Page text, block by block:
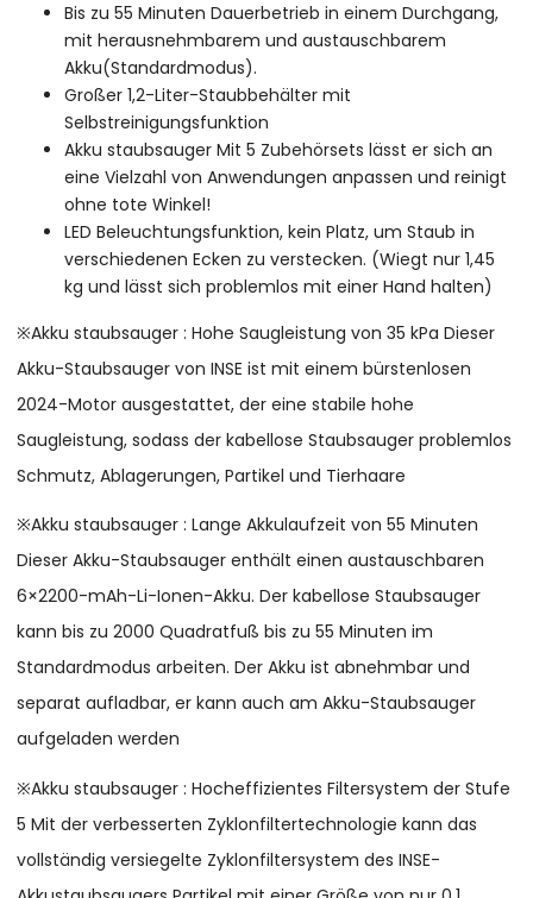
Bis zu 55 Minuten Dauerbetrieb in einem Durchgang,
mit herausnehmbarem und austauschbarem
Akku(Standardmodus).
Großer 1,2-Liter-Staubbehälter mit
Selbstreinigungsfunktion
Akku staubsauger Mit 5 Zubehörsets lässt er sich an
eine Vielzahl von Anwendungen anpassen und reinigt
ohne tote Winkel!
LED Beleuchtungsfunktion, kein Platz, um Staub in
verschiedenen Ecken zu verstecken. (Wiegt nur 1,45
kg und lässt sich problemlos mit einer Hand halten)
※Akku staubsauger : Hohe Saugleistung von 35 kPa Dieser
Akku-Staubsauger von INSE ist mit einem bürstenlosen
2024-Motor ausgestattet, der eine stabile hohe
Saugleistung, sodass der kabellose Staubsauger problemlos
Schmutz, Ablagerungen, Partikel und Tierhaare
※Akku staubsauger : Lange Akkulaufzeit von 55 Minuten
Dieser Akku-Staubsauger enthält einen austauschbaren
6×2200-mAh-Li-Ionen-Akku. Der kabellose Staubsauger
kann bis zu 2000 Quadratfuß bis zu 55 Minuten im
Standardmodus arbeiten. Der Akku ist abnehmbar und
separat aufladbar, er kann auch am Akku-Staubsauger
aufgeladen werden
※Akku staubsauger : Hocheffizientes Filtersystem der Stufe
5 Mit der verbesserten Zyklonfiltertechnologie kann das
vollständig versiegelte Zyklonfiltersystem des INSE-